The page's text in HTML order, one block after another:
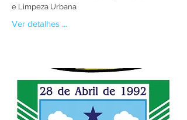
e Limpeza Urbana
Ver detalhes ...